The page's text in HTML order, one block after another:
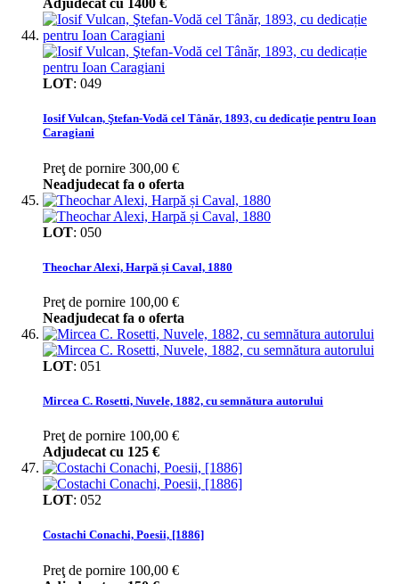
Adjudecat cu 1400 €
LOT: 049
Iosif Vulcan, Ştefan-Vodă cel Tânăr, 1893, cu dedicație pentru Ioan
Caragiani
Preţ de pornire 300,00 €
Neadjudecat fa o oferta
LOT: 050
Theochar Alexi, Harpă și Caval, 1880
Preţ de pornire 100,00 €
Neadjudecat fa o oferta
LOT: 051
Mircea C. Rosetti, Nuvele, 1882, cu semnătura autorului
Preţ de pornire 100,00 €
Adjudecat cu 125 €
LOT: 052
Costachi Conachi, Poesii, [1886]
Preţ de pornire 100,00 €